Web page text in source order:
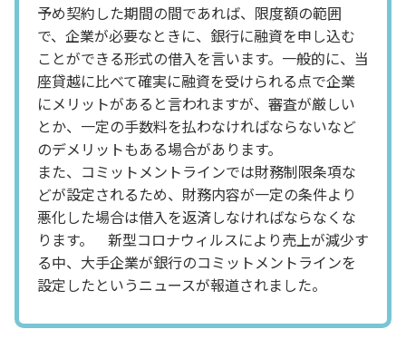
予め契約した期間の間であれば、限度額の範囲
で、企業が必要なときに、銀行に融資を申し込む
ことができる形式の借入を言います。一般的に、当
座貸越に比べて確実に融資を受けられる点で企業
にメリットがあると言われますが、審査が厳しい
とか、一定の手数料を払わなければならないなど
のデメリットもある場合があります。
また、コミットメントラインでは財務制限条項な
どが設定されるため、財務内容が一定の条件より
悪化した場合は借入を返済しなければならなくな
ります。 新型コロナウィルスにより売上が減少す
る中、大手企業が銀行のコミットメントラインを
設定したというニュースが報道されました。